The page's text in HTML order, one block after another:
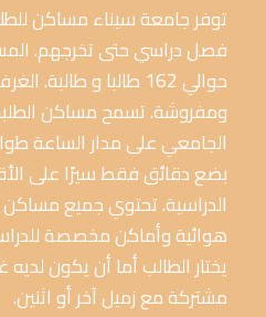
توفر جامعة سيناء مساكن
فصل دراسي حتى تخرجهم.
حوالي 162 طالبا و
ومفروشة. تسمح مساكن الطلبة
الجامعي على مدار الساعة
بضع دقائق فقط سيرًا على
الدراسية. تحتوي جميع
هوائية وأماكن مخصصة
يختار الطالب أما أن يكون
مشتركة مع زميل آخر أو اثنين.